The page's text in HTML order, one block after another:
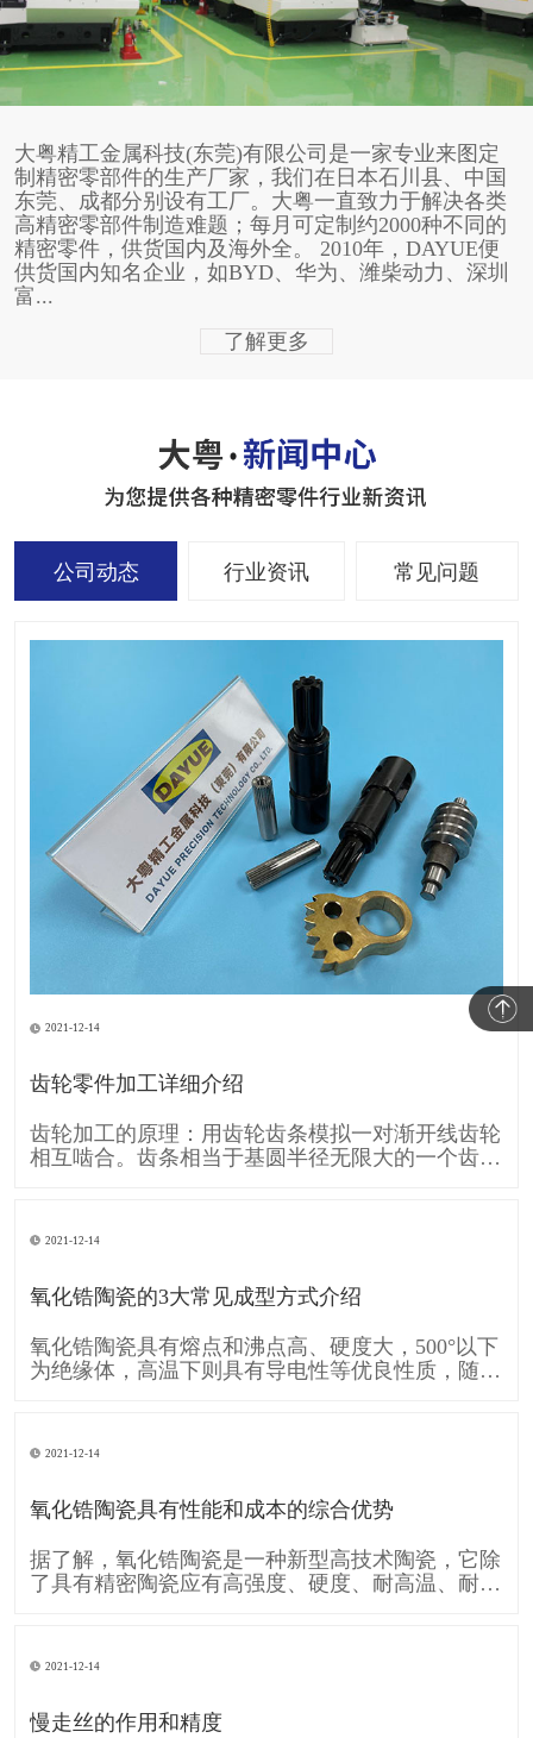
大粤精工金属科技(东莞)有限公司是一家专业来图定
制精密零部件的生产厂家，我们在日本石川县、中国
东莞、成都分别设有工厂。大粤一直致力于解决各类
高精密零部件制造难题；每月可定制约2000种不同的
精密零件，供货国内及海外全。 2010年，DAYUE便
供货国内知名企业，如BYD、华为、潍柴动力、深圳
富...
了解更多
公司动态 行业资讯 常见问题
2021-12-14
齿轮零件加工详细介绍
齿轮加工的原理：用齿轮齿条模拟一对渐开线齿轮
相互啮合。齿条相当于基圆半径无限大的一个齿
的运动。可见形成齿廓渐开线的运动是由刀具运动
A和工件运动B复合而成的。单纯的直线移动A和单
2021-12-14
氧化锆陶瓷的3大常见成型方式介绍
氧化锆陶瓷具有熔点和沸点高、硬度大，500°以下
为绝缘体，高温下则具有导电性等优良性质，随着
常见成型方式： 一、注浆成型 注浆成型是氧化锆
陶瓷使用较早的成型方法，注浆成型的成型过程包
2021-12-14
氧化锆陶瓷具有性能和成本的综合优势
据了解，氧化锆陶瓷是一种新型高技术陶瓷，它除
了具有精密陶瓷应有高强度、硬度、耐高温、耐酸
像是轴封轴承、切削组件、模具、汽车零件等，甚
至可用于人体，像是人工关节当中。 消费电子领
2021-12-14
慢走丝的作用和精度